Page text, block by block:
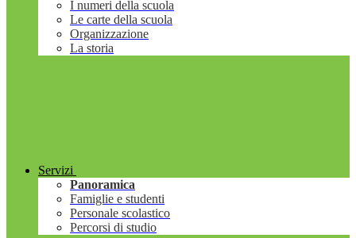
I numeri della scuola
Le carte della scuola
Organizzazione
La storia
Servizi
Panoramica
Famiglie e studenti
Personale scolastico
Percorsi di studio